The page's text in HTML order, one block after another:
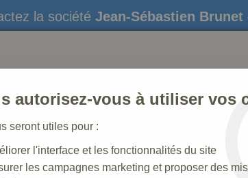
la société Jean-Sébastien
STATUES CRÈCHES DE NOËL
autorisez-vous à utiliser vos
seront utiles pour :
l'interface et les fonctionnalités du site
les campagnes marketing et proposer des